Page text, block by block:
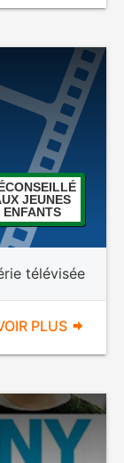
JEUNES
ENFANTS
télévisée
PLUS